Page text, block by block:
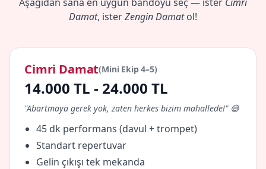
Damat, isterZengin Damatol!
Cimri Damat(Mini Ekip 4–5)
14.000 TL - 24.000 TL
"Abartmaya gerek yok, zaten herkes bizim mahallede!" 😅
45 dk performans (davul + trompet)
Standart repertuvar
Gelin çıkışı tek mekanda